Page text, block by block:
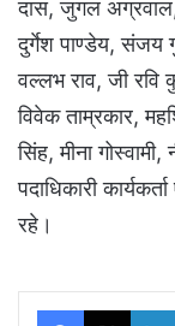
दास, जुगल
दुर्गेश पाण्डेय, संजय
वल्लभ राव, जी रवि
विवेक ताम्रकार,
सिंह, मीना
पदाधिकारी
रहे।
Facebook
X